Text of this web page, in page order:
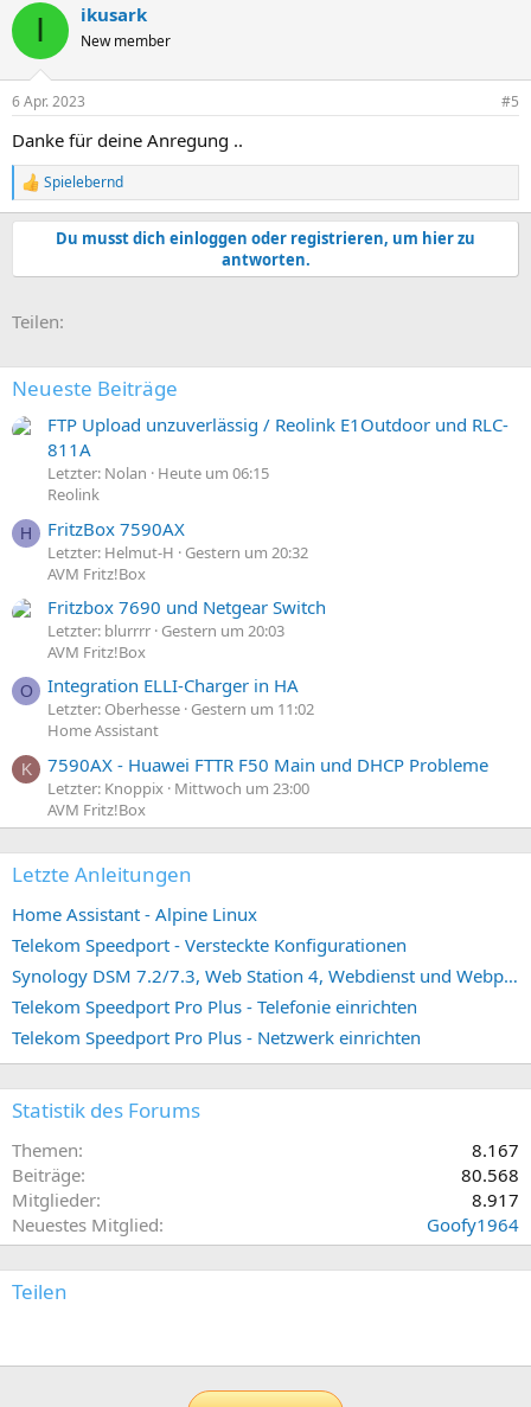
I ikusark
New member
6 Apr. 2023 #5
Danke für deine Anregung ..
R
e
a
n
:
Spielebernd
Du musst dich einloggen oder registrieren, um hier zu
antworten.
Teilen:
Neueste Beiträge
FTP Upload unzuverlässig / Reolink E1Outdoor und RLC-
811A
Letzter: Nolan
Heute um 06:15
Reolink
H FritzBox 7590AX
Letzter: Helmut-H
Gestern um 20:32
AVM Fritz!Box
Fritzbox 7690 und Netgear Switch
Letzter: blurrrr Gestern um 20:03
AVM Fritz!Box
O Integration ELLI-Charger in HA
Letzter: Oberhesse Gestern um 11:02
Home Assistant
K 7590AX - Huawei FTTR F50 Main und DHCP Probleme
Letzter: Knoppix
Mittwoch um 23:00
AVM Fritz!Box
Letzte Anleitungen
Home Assistant - Alpine Linux
Telekom Speedport - Versteckte Konfigurationen
Synology DSM 7.2/7.3, Web Station 4, Webdienst und Webportal erstellen (ehemals vHost)
Telekom Speedport Pro Plus - Telefonie einrichten
Telekom Speedport Pro Plus - Netzwerk einrichten
Statistik des Forums
Themen
8.167
Beiträge
80.568
Mitglieder
8.917
Neuestes Mitglied
Goofy1964
Teilen